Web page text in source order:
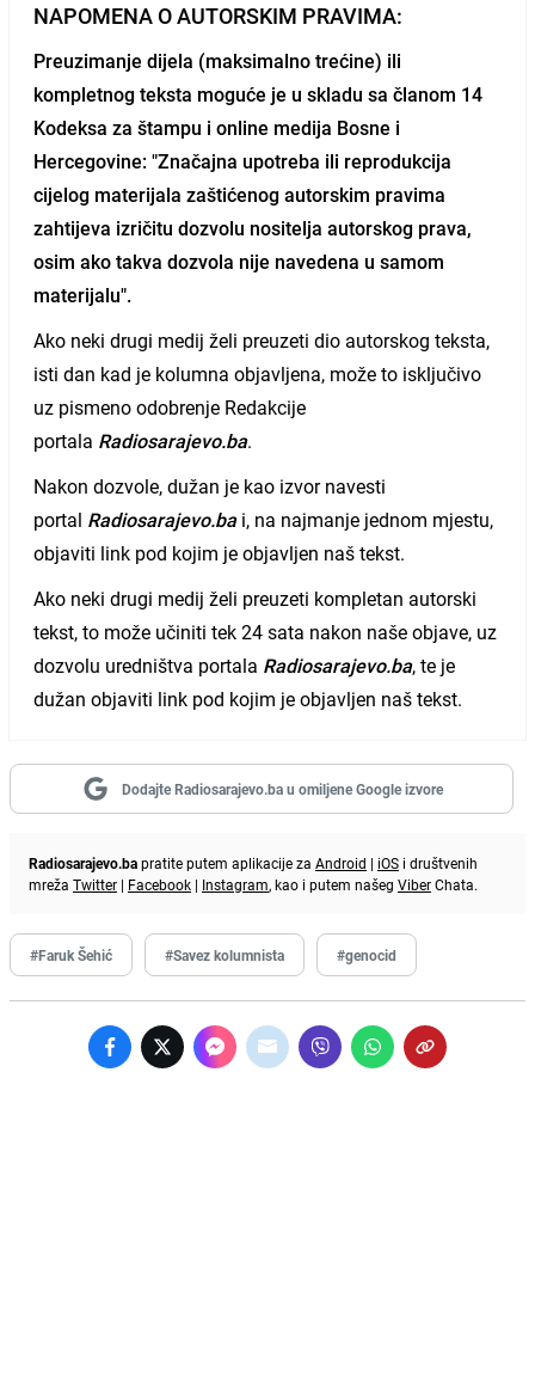
NAPOMENA O AUTORSKIM PRAVIMA:
Preuzimanje dijela (maksimalno trećine) ili
kompletnog teksta moguće je u skladu sa članom 14
Kodeksa za štampu i online medija Bosne i
Hercegovine: "Značajna upotreba ili reprodukcija
cijelog materijala zaštićenog autorskim pravima
zahtijeva izričitu dozvolu nositelja autorskog prava,
osim ako takva dozvola nije navedena u samom
materijalu".
Ako neki drugi medij želi preuzeti dio autorskog teksta,
isti dan kad je kolumna objavljena, može to isključivo
uz pismeno odobrenje Redakcije
portala Radiosarajevo.ba.
Nakon dozvole, dužan je kao izvor navesti
portal Radiosarajevo.bai, na najmanje jednom mjestu,
objaviti link pod kojim je objavljen naš tekst.
Ako neki drugi medij želi preuzeti kompletan autorski
tekst, to može učiniti tek 24 sata nakon naše objave, uz
dozvolu uredništva portala Radiosarajevo.ba, te je
dužan objaviti link pod kojim je objavljen naš tekst.
Dodajte Radiosarajevo.ba u omiljene Google izvore
Radiosarajevo.bapratite putem aplikacije za Android | iOS i društvenih
mreža Twitter | Facebook | Instagram, kao i putem našeg ViberChata.
#Faruk Šehić #Savez kolumnista #genocid